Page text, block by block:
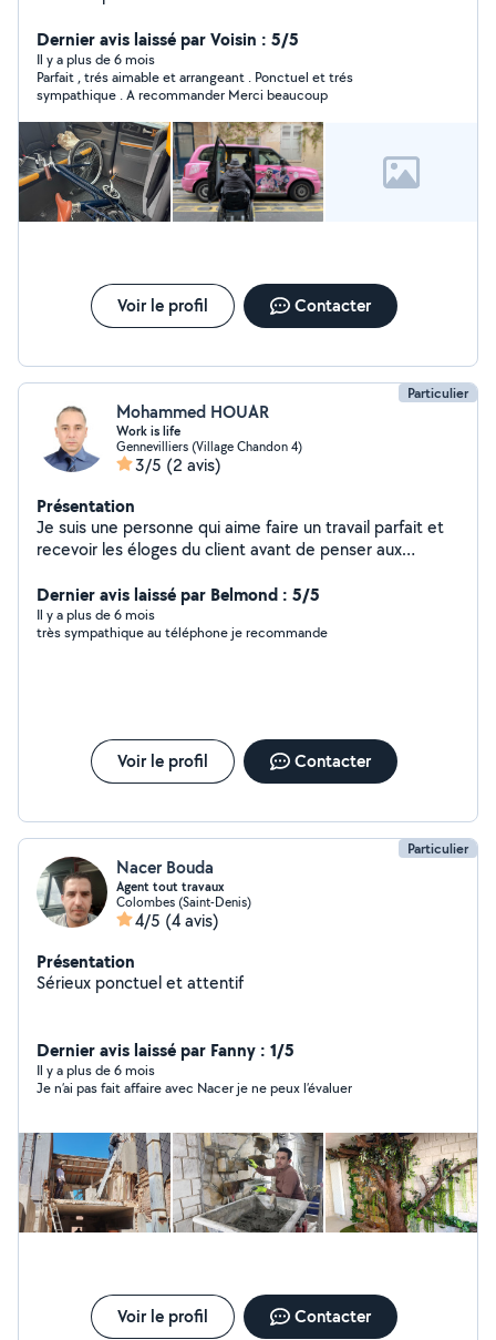
Dernier avis laissé par Voisin : 5/5
Il y a plus de 6 mois
Parfait , trés aimable et arrangeant . Ponctuel et trés
sympathique . A recommander Merci beaucoup
Voir le profil Contacter
Particulier
Mohammed HOUAR
Work is life
Gennevilliers (Village Chandon 4)
3/5 (2 avis)
Présentation
Je suis une personne qui aime faire un travail parfait et
recevoir les éloges du client avant de penser aux
Dernier avis laissé par Belmond : 5/5
Il y a plus de 6 mois
très sympathique au téléphone je recommande
Voir le profil Contacter
Particulier
Nacer Bouda
Agent tout travaux
Colombes (Saint-Denis)
4/5 (4 avis)
Présentation
Sérieux ponctuel et attentif
Dernier avis laissé par Fanny : 1/5
Il y a plus de 6 mois
Je n’ai pas fait affaire avec Nacer je ne peux l’évaluer
Voir le profil Contacter